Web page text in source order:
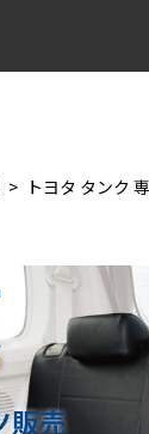
トヨタ タンク